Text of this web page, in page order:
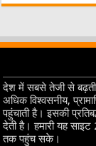
देश में सबसे तेजी से बढ़ती
अधिक विश्वसनीय,
पहुंचाती है। इसकी
देती है। हमारी यह
तक पहुंच सके।